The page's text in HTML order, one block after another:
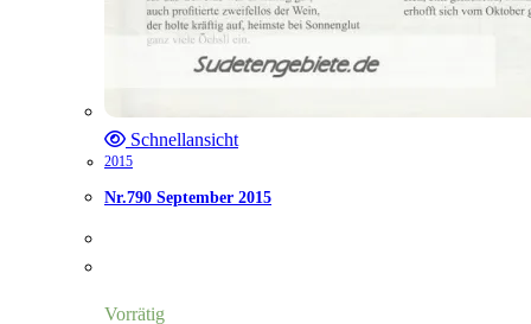
Schnellansicht
2015
Nr.790 September 2015
Vorrätig